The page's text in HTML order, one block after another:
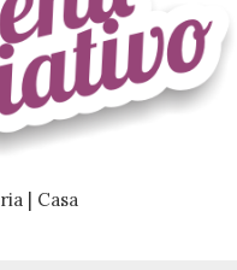
| Casa